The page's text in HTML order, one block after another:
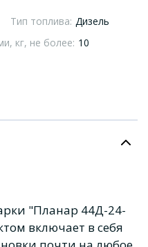
Тип топлива: Дизель
кг, не более: 10
"Планар 44Д-24-
включает в себя